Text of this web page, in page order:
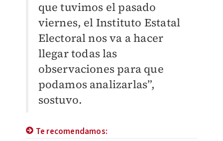
que tuvimos el pasado
viernes, el Instituto Estatal
Electoral nos va a hacer
llegar todas las
observaciones para que
podamos analizarlas”,
sostuvo.
Te recomendamos: